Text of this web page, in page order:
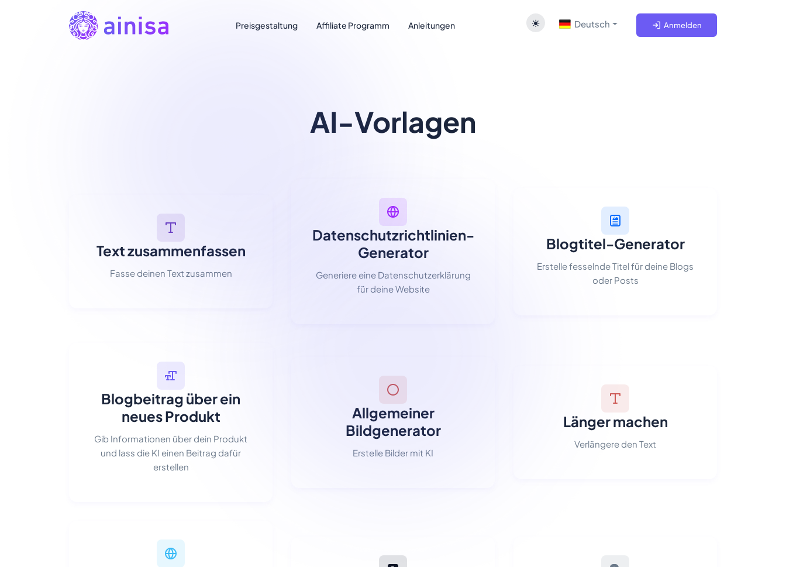
Preisgestaltung Affiliate Programm Anleitungen Anmelden
Deutsch
AI-Vorlagen
Blogtitel-Generator
Erstelle fesselnde Titel für deine Blogs
oder Posts
Datenschutzrichtlinien-
Generator
Generiere eine Datenschutzerklärung
für deine Website
Text zusammenfassen
Fasse deinen Text zusammen
Länger machen
Verlängere den Text
Allgemeiner
Bildgenerator
Erstelle Bilder mit KI
Blogbeitrag über ein
neues Produkt
Gib Informationen über dein Produkt
und lass die KI einen Beitrag dafür
erstellen